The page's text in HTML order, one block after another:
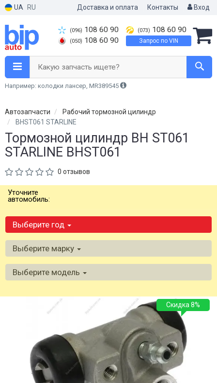
UA RU Доставка и оплата Контакты Вход
(096) 108 60 90
(050) 108 60 90
(073) 108 60 90
Запрос по VIN
Какую запчасть ищете?
Например: колодки лансер, MR389545
Автозапчасти
Рабочий тормозной цилиндр
BHST061 STARLINE
Тормозной цилиндр BH ST061
STARLINE BHST061
0 отзывов
Уточните
автомобиль:
Выберите год
Выберите марку
Выберите модель
Скидка 8%